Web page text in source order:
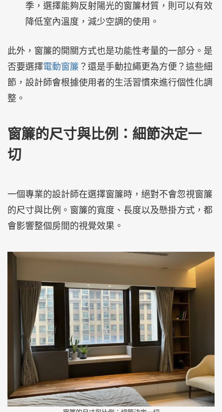
季，選擇能夠反射陽光的窗簾材質，則可以有效
降低室內溫度，減少空調的使用。
此外，窗簾的開關方式也是功能性考量的一部分。是
否要選擇電動窗簾 ？還是手動拉繩更為方便？這些細
節，設計師會根據使用者的生活習慣來進行個性化調
整。
窗簾的尺寸與比例：細節決定一
切
一個專業的設計師在選擇窗簾時，絕對不會忽視窗簾
的尺寸與比例。窗簾的寬度、長度以及懸掛方式，都
會影響整個房間的視覺效果。